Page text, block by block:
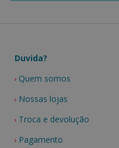
Duvida?
Quem somos
Nossas lojas
Troca e devolução
Pagamento